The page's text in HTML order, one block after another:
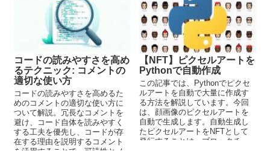
コードの読みやすさを高め
るテクニック: コメントの
適切な使い方
コードの読みやすさを高めるた
めのコメントの適切な使い方に
ついて解説。冗長なコメントを
避け、コード自体を読みやすく
する工夫を優先し、コードが存
在する理由を説明するコメント
を活用することで、可読性とメ
【NFT】ピクセルアートを
Pythonで自動作成
この記事では、Pythonでピクセ
ルアートを自動で大量に作成す
る方法を解説しています。今回
は、顔画像のピクセルアートを
自動で生成します。自動生成し
たピクセルアートをNFTとして
発行することは、ブロックチェ